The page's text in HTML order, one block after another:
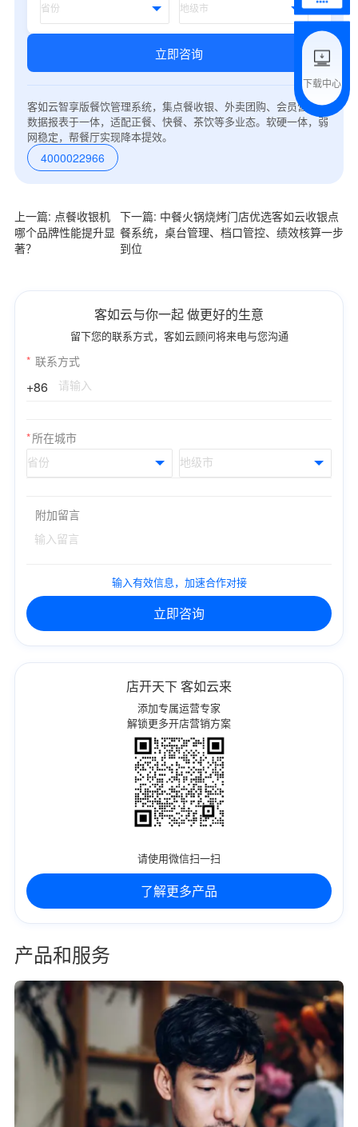
立即咨询
客如云智享版餐饮管理系统，集点餐收银、外卖团购、会员营销、
数据报表于一体，适配正餐、快餐、茶饮等多业态。软硬一体，弱
网稳定，帮餐厅实现降本提效。
4000022966
上一篇: 点餐收银机
哪个品牌性能提升显
著？
下一篇: 中餐火锅烧烤门店优选客如云收银点
餐系统，桌台管理、档口管控、绩效核算一步
到位
客如云与你一起 做更好的生意
留下您的联系方式，客如云顾问将来电与您沟通
* 联系方式
+86
*所在城市
附加留言
输入有效信息，加速合作对接
立即咨询
店开天下 客如云来
添加专属运营专家
解锁更多开店营销方案
请使用微信扫一扫
了解更多产品
产品和服务
下载中心
附加留言
预约试用
我是老客户，了解最新优惠